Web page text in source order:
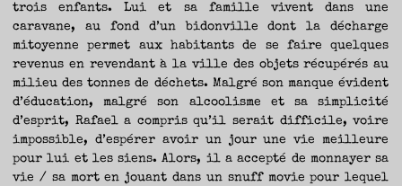
trois enfants. Lui et sa famille vivent dans une
caravane, au fond d’un bidonville dont la décharge
mitoyenne permet aux habitants de se faire quelques
revenus en revendant à la ville des objets récupérés au
milieu des tonnes de déchets. Malgré son manque évident
d’éducation, malgré son alcoolisme et sa simplicité
d’esprit, Rafael a compris qu’il serait difficile, voire
impossible, d’espérer avoir un jour une vie meilleure
pour lui et les siens. Alors, il a accepté de monnayer sa
vie / sa mort en jouant dans un snuff movie pour lequel